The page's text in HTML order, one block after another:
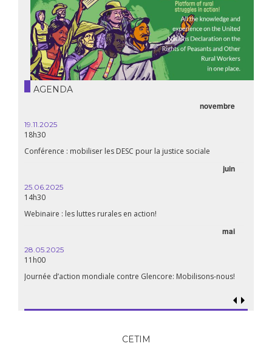
AGENDA
novembre
19.11.2025
18h30
Conférence : mobiliser les DESC pour la justice sociale
juin
25.06.2025
14h30
Webinaire : les luttes rurales en action!
mai
28.05.2025
11h00
Journée d’action mondiale contre Glencore: Mobilisons-nous!
CETIM